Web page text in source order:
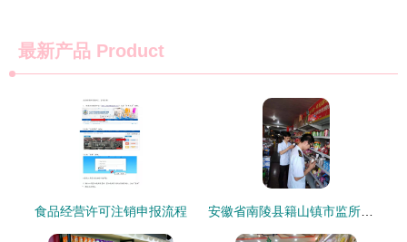
最新产品 Product
食品经营许可注销申报流程